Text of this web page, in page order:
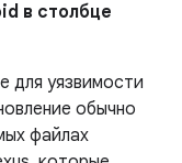
в столбце
для уязвимости
обычно
файлах